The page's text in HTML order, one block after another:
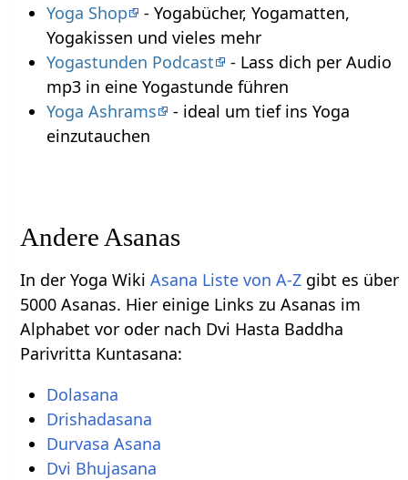
Yoga Shop
- Yogabücher, Yogamatten,
Yogakissen und vieles mehr
Yogastunden Podcast
- Lass dich per Audio
mp3 in eine Yogastunde führen
Yoga Ashrams
- ideal um tief ins Yoga
einzutauchen
Andere Asanas
In der Yoga WikiAsana Liste von A-Z gibt es über
5000 Asanas. Hier einige Links zu Asanas im
Alphabet vor oder nach Dvi Hasta Baddha
Parivritta Kuntasana:
Dolasana
Drishadasana
Durvasa Asana
Dvi Bhujasana